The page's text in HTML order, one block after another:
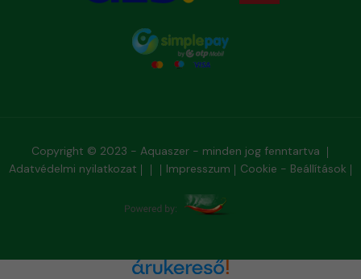
Copyright © 2023 - Aquaszer - minden jog fenntartva
Adatvédelmi nyilatkozat
Impresszum Cookie - Beállítások